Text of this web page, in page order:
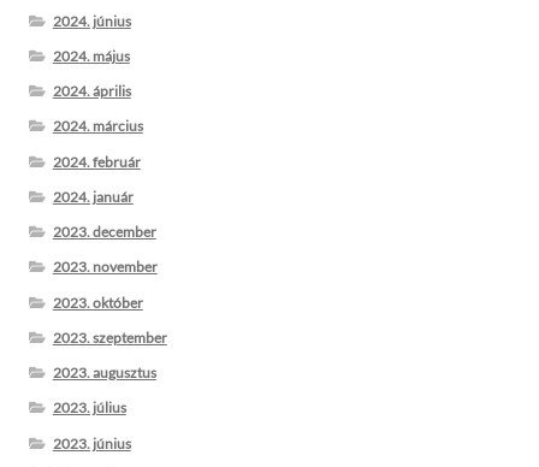
2024. június
2024. május
2024. április
2024. március
2024. február
2024. január
2023. december
2023. november
2023. október
2023. szeptember
2023. augusztus
2023. július
2023. június